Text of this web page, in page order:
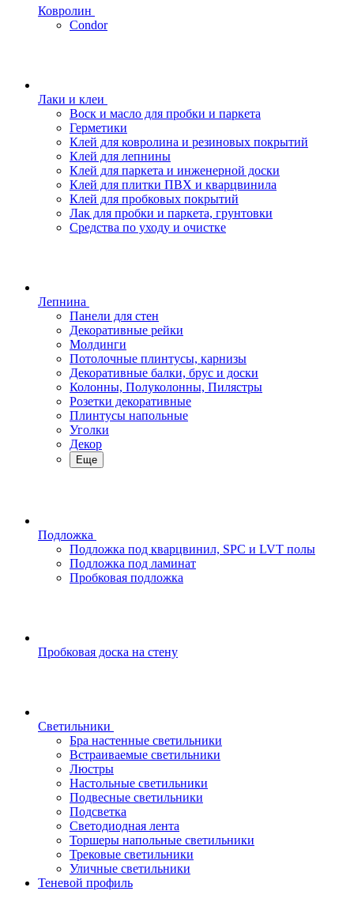
Ковролин
Condor
Лаки и клеи
Воск и масло для пробки и паркета
Герметики
Клей для ковролина и резиновых покрытий
Клей для лепнины
Клей для паркета и инженерной доски
Клей для плитки ПВХ и кварцвинила
Клей для пробковых покрытий
Лак для пробки и паркета, грунтовки
Средства по уходу и очистке
Лепнина
Панели для стен
Декоративные рейки
Молдинги
Потолочные плинтусы, карнизы
Декоративные балки, брус и доски
Колонны, Полуколонны, Пилястры
Розетки декоративные
Плинтусы напольные
Уголки
Декор
Еще
Подложка
Подложка под кварцвинил, SPC и LVT полы
Подложка под ламинат
Пробковая подложка
Пробковая доска на стену
Светильники
Бра настенные светильники
Встраиваемые светильники
Люстры
Настольные светильники
Подвесные светильники
Подсветка
Светодиодная лента
Торшеры напольные светильники
Трековые светильники
Уличные светильники
Теневой профиль